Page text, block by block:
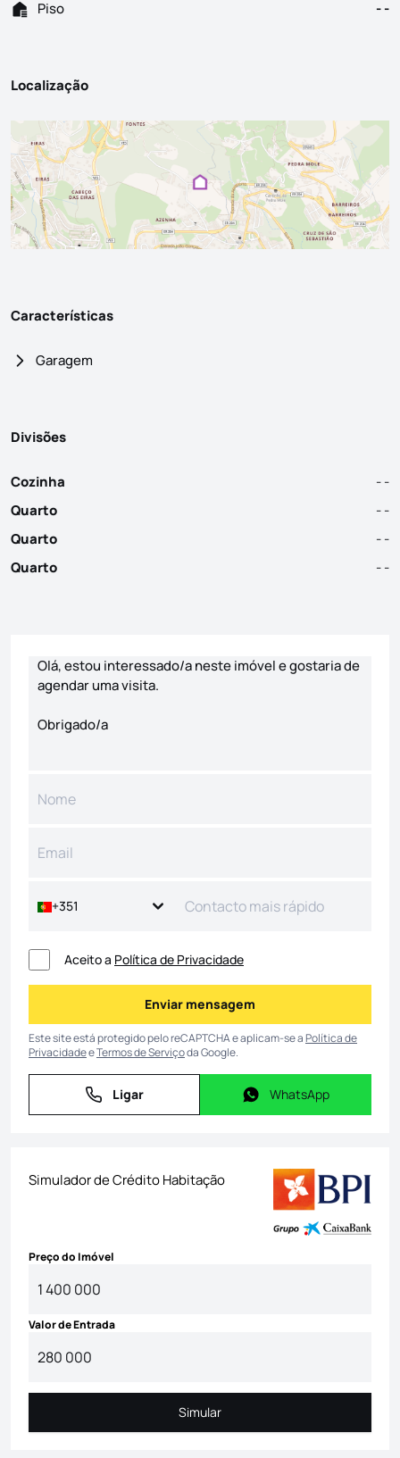
Piso
- -
Localização
Características
Garagem
Divisões
Cozinha
- -
Quarto
- -
Quarto
- -
Quarto
- -
+351
Aceito a Política de Privacidade
Enviar mensagem
Enviar mensagem
Este site está protegido pelo reCAPTCHA e aplicam-se aPolítica de
PrivacidadeeTermos de Serviçoda Google.
Ligar
Ligar WhatsApp
WhatsApp
Simulador de Crédito Habitação
Preço do Imóvel
Valor de Entrada
Simular
Simular